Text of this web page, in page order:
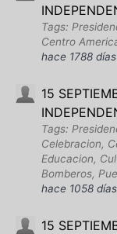
Tags:
Centro
hace 1788 días
15
Tags:
Celebracion,
Educacion,
Bomberos,
hace 1058 días
15